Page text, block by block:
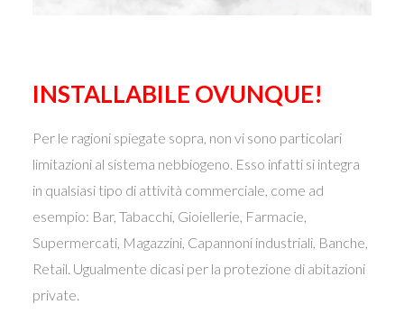
INSTALLABILE OVUNQUE!
Per le ragioni spiegate sopra, non vi sono particolari
limitazioni al sistema nebbiogeno. Esso infatti si integra
in qualsiasi tipo di attività commerciale, come ad
esempio: Bar, Tabacchi, Gioiellerie, Farmacie,
Supermercati, Magazzini, Capannoni industriali, Banche,
Retail. Ugualmente dicasi per la protezione di abitazioni
private.